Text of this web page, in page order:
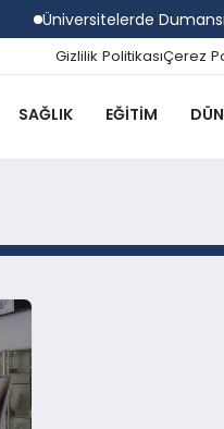
Üniversitelerde Dumansız
Gizlilik PolitikasıÇerez
SAĞLIK EĞITIM